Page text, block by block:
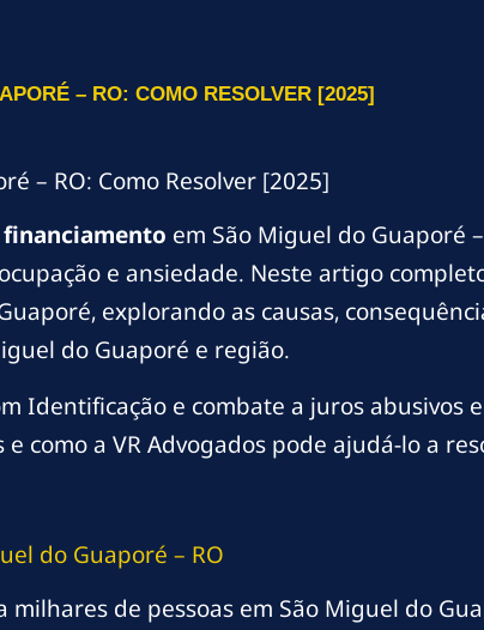
– RO: COMO RESOLVER [2025]
– RO: Como Resolver [2025]
em São Miguel do Guaporé
e ansiedade. Neste artigo
explorando as causas,
do Guaporé e região.
Identificação e combate a juros abusivos
a VR Advogados pode ajudá-lo a
do Guaporé – RO
de pessoas em São Miguel do